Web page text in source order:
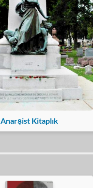
Anarşist Kitaplık